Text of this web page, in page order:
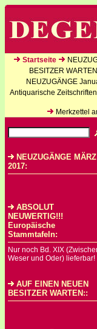
Startseite
BESITZER
NEUZUGÄNGE
Antiquarische Zeitschriften
Merkzettel
NEUZUGÄNGE MÄRZ
2017:
ABSOLUT
NEUWERTIG!!!
Europäische
Stammtafeln:
Nur noch Bd. XIX
Weser und Oder) lieferbar!
AUF EINEN NEUEN
BESITZER WARTEN::